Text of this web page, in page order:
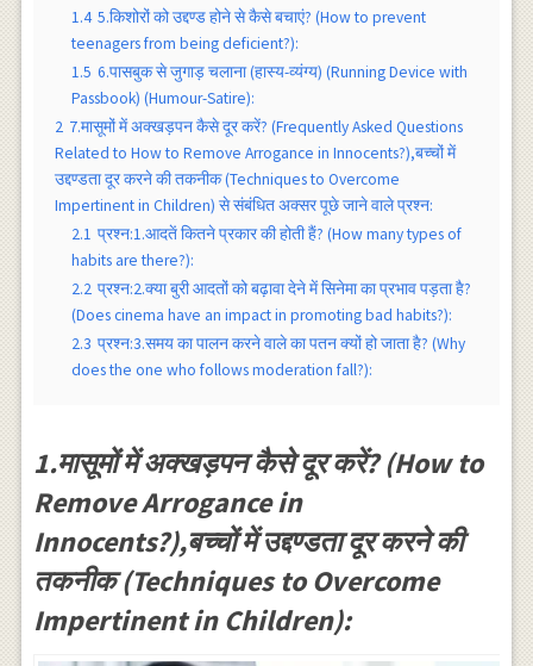
1.4 5.किशोरों को उद्दण्ड होने से कैसे बचाएं? (How to prevent
teenagers from being deficient?):
1.5 6.पासबुक से जुगाड़ चलाना (हास्य-व्यंग्य) (Running Device with
Passbook) (Humour-Satire):
2 7.मासूमों में अक्खड़पन कैसे दूर करें? (Frequently Asked Questions
Related to How to Remove Arrogance in Innocents?),बच्चों में
उद्दण्डता दूर करने की तकनीक (Techniques to Overcome
Impertinent in Children) से संबंधित अक्सर पूछे जाने वाले प्रश्न:
2.1 प्रश्न:1.आदतें कितने प्रकार की होती हैं? (How many types of
habits are there?):
2.2 प्रश्न:2.क्या बुरी आदतों को बढ़ावा देने में सिनेमा का प्रभाव पड़ता है?
(Does cinema have an impact in promoting bad habits?):
2.3 प्रश्न:3.समय का पालन करने वाले का पतन क्यों हो जाता है? (Why
does the one who follows moderation fall?):
1.मासूमों में अक्खड़पन कैसे दूर करें? (How to
Remove Arrogance in
Innocents?),बच्चों में उद्दण्डता दूर करने की
तकनीक (Techniques to Overcome
Impertinent in Children):